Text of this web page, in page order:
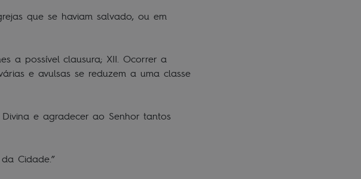
que se haviam salvado, ou em
a possível clausura; XII. Ocorrer a
e avulsas se reduzem a uma classe
e agradecer ao Senhor tantos
Cidade.”